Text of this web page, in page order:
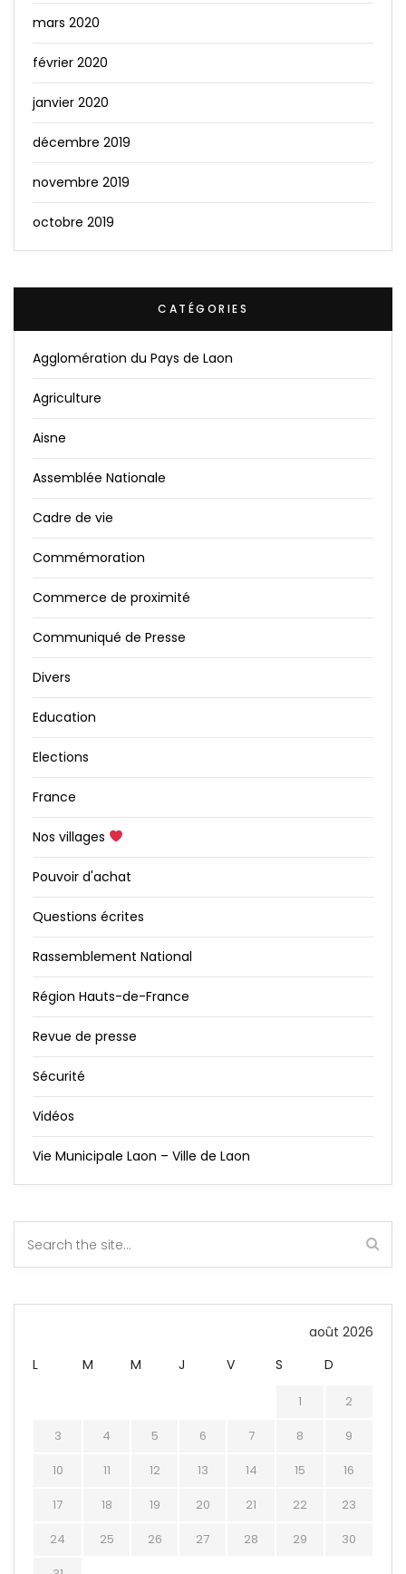
mars 2020
février 2020
janvier 2020
décembre 2019
novembre 2019
octobre 2019
CATÉGORIES
Agglomération du Pays de Laon
Agriculture
Aisne
Assemblée Nationale
Cadre de vie
Commémoration
Commerce de proximité
Communiqué de Presse
Divers
Education
Elections
France
Nos villages
Pouvoir d'achat
Questions écrites
Rassemblement National
Région Hauts-de-France
Revue de presse
Sécurité
Vidéos
Vie Municipale Laon – Ville de Laon
août 2026
L
M M J V S D
1
2
3
4 5 6 7 8
9
10
11 12 13 14 15
16
17
18 19 20 21 22
23
24
25 26 27 28 29
30